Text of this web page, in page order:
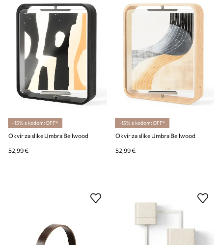
-15% s kodom: OFF*
Okvir za slike Umbra Bellwood
52,99 €
-15% s kodom: OFF*
Okvir za slike Umbra Bellwood
52,99 €